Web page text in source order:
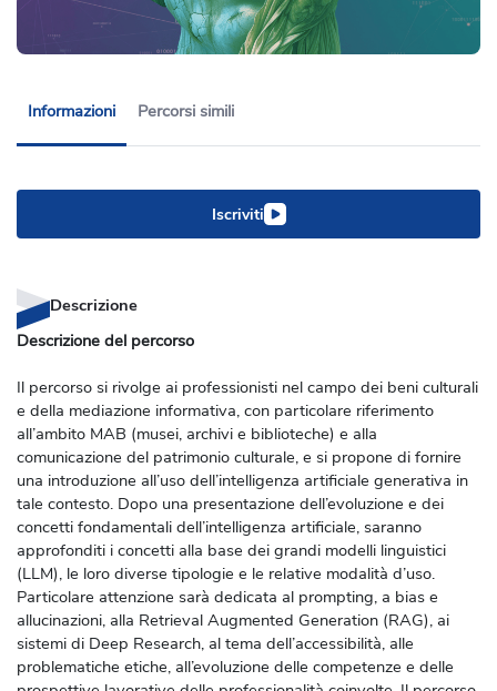
Informazioni Percorsi simili
Iscriviti
Descrizione
Descrizione del percorso
Il percorso si rivolge ai professionisti nel campo dei beni culturali
e della mediazione informativa, con particolare riferimento
all’ambito MAB (musei, archivi e biblioteche) e alla
comunicazione del patrimonio culturale, e si propone di fornire
una introduzione all’uso dell’intelligenza artificiale generativa in
tale contesto. Dopo una presentazione dell’evoluzione e dei
concetti fondamentali dell’intelligenza artificiale, saranno
approfonditi i concetti alla base dei grandi modelli linguistici
(LLM), le loro diverse tipologie e le relative modalità d’uso.
Particolare attenzione sarà dedicata al prompting, a bias e
allucinazioni, alla Retrieval Augmented Generation (RAG), ai
sistemi di Deep Research, al tema dell’accessibilità, alle
problematiche etiche, all’evoluzione delle competenze e delle